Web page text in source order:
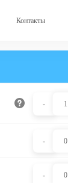
Контакты
- 1
- 0
- 0